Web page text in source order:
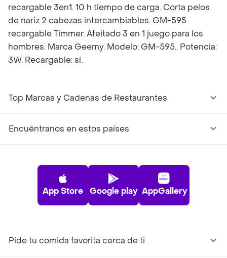
recargable 3en1. 10 h tiempo de carga. Corta pelos
de nariz 2 cabezas intercambiables. GM-595
recargable Timmer. Afeitado 3 en 1 juego para los
hombres. Marca Geemy. Modelo: GM-595.. Potencia:
3W. Recargable: sí.
Top Marcas y Cadenas de Restaurantes
Encuéntranos en estos países
App Store Google play AppGallery
Pide tu comida favorita cerca de ti